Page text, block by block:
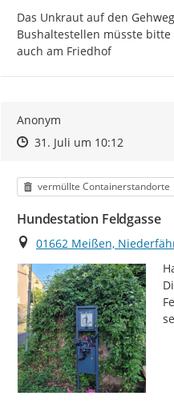
Das Unkraut auf den
Bushaltestellen müsste
auch am Friedhof
Anonym
Zeitpunkt des Erstellens
Zeitpunkt des Erstellens
31. Juli um 10:12Zur
Kategorie
vermüllte Containerstandorte
Hundestation Feldgasse
Ort
01662 Meißen,